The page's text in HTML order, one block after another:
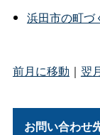
浜田市の町づ
前月に移動 ｜ 翌
お問い合わせ